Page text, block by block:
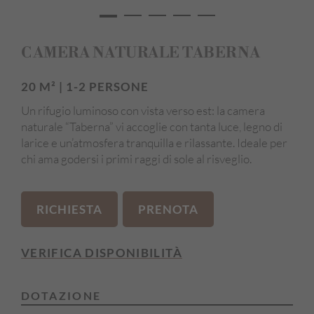
Edificio principale
CAMERA NATURALE TABERNA
20 M² | 1-2 PERSONE
Un rifugio luminoso con vista verso est: la camera
naturale “Taberna” vi accoglie con tanta luce, legno di
larice e un’atmosfera tranquilla e rilassante. Ideale per
chi ama godersi i primi raggi di sole al risveglio.
RICHIESTA PRENOTA
VERIFICA DISPONIBILITÀ
DOTAZIONE